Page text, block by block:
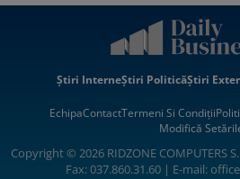
Știri InterneȘtiri PoliticăȘtiri
EchipaContactTermeni Si Condiții
Modifică
Copyright © 2026 RIDZONE COMPUTERS
Fax: 037.860.31.60 | E-mail: